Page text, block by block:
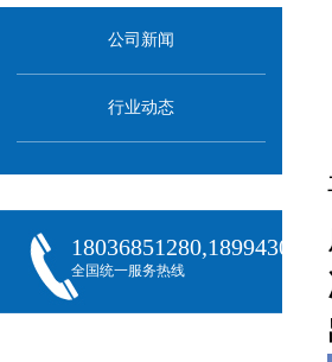
公司新闻
行业动态
全国统一服务热线